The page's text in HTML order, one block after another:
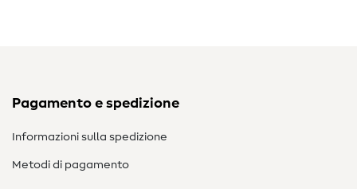
Pagamento e spedizione
Informazioni sulla spedizione
Metodi di pagamento